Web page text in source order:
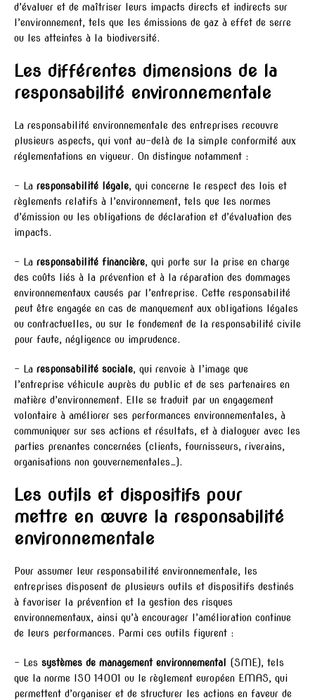
d’évaluer et de maîtriser leurs impacts directs et indirects sur
l’environnement, tels que les émissions de gaz à effet de serre
ou les atteintes à la biodiversité.
Les différentes dimensions de la
responsabilité environnementale
La responsabilité environnementale des entreprises recouvre
plusieurs aspects, qui vont au-delà de la simple conformité aux
réglementations en vigueur. On distingue notamment :
– La responsabilité légale, qui concerne le respect des lois et
règlements relatifs à l’environnement, tels que les normes
d’émission ou les obligations de déclaration et d’évaluation des
impacts.
– La responsabilité financière, qui porte sur la prise en charge
des coûts liés à la prévention et à la réparation des dommages
environnementaux causés par l’entreprise. Cette responsabilité
peut être engagée en cas de manquement aux obligations légales
ou contractuelles, ou sur le fondement de la responsabilité civile
pour faute, négligence ou imprudence.
– La responsabilité sociale, qui renvoie à l’image que
l’entreprise véhicule auprès du public et de ses partenaires en
matière d’environnement. Elle se traduit par un engagement
volontaire à améliorer ses performances environnementales, à
communiquer sur ses actions et résultats, et à dialoguer avec les
parties prenantes concernées (clients, fournisseurs, riverains,
organisations non gouvernementales…).
Les outils et dispositifs pour
mettre en œuvre la responsabilité
environnementale
Pour assumer leur responsabilité environnementale, les
entreprises disposent de plusieurs outils et dispositifs destinés
à favoriser la prévention et la gestion des risques
environnementaux, ainsi qu’à encourager l’amélioration continue
de leurs performances. Parmi ces outils figurent :
– Les systèmes de management environnemental
(SME), tels
que la norme ISO 14001 ou le règlement européen EMAS, qui
permettent d’organiser et de structurer les actions en faveur de